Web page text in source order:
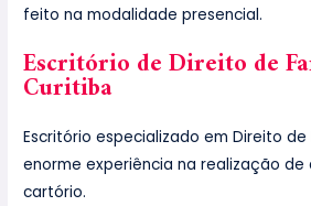
feito na modalidade presencial.
Escritório de Direito de
Curitiba
Escritório especializado em Direito
enorme experiência na realização de
cartório.